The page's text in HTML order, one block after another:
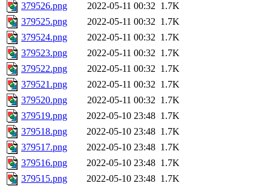
379526.png
2022-05-11 00:32 1.7K
379525.png
2022-05-11 00:32 1.7K
379524.png
2022-05-11 00:32 1.7K
379523.png
2022-05-11 00:32 1.7K
379522.png
2022-05-11 00:32 1.7K
379521.png
2022-05-11 00:32 1.7K
379520.png
2022-05-11 00:32 1.7K
379519.png
2022-05-10 23:48 1.7K
379518.png
2022-05-10 23:48 1.7K
379517.png
2022-05-10 23:48 1.7K
379516.png
2022-05-10 23:48 1.7K
379515.png
2022-05-10 23:48 1.7K